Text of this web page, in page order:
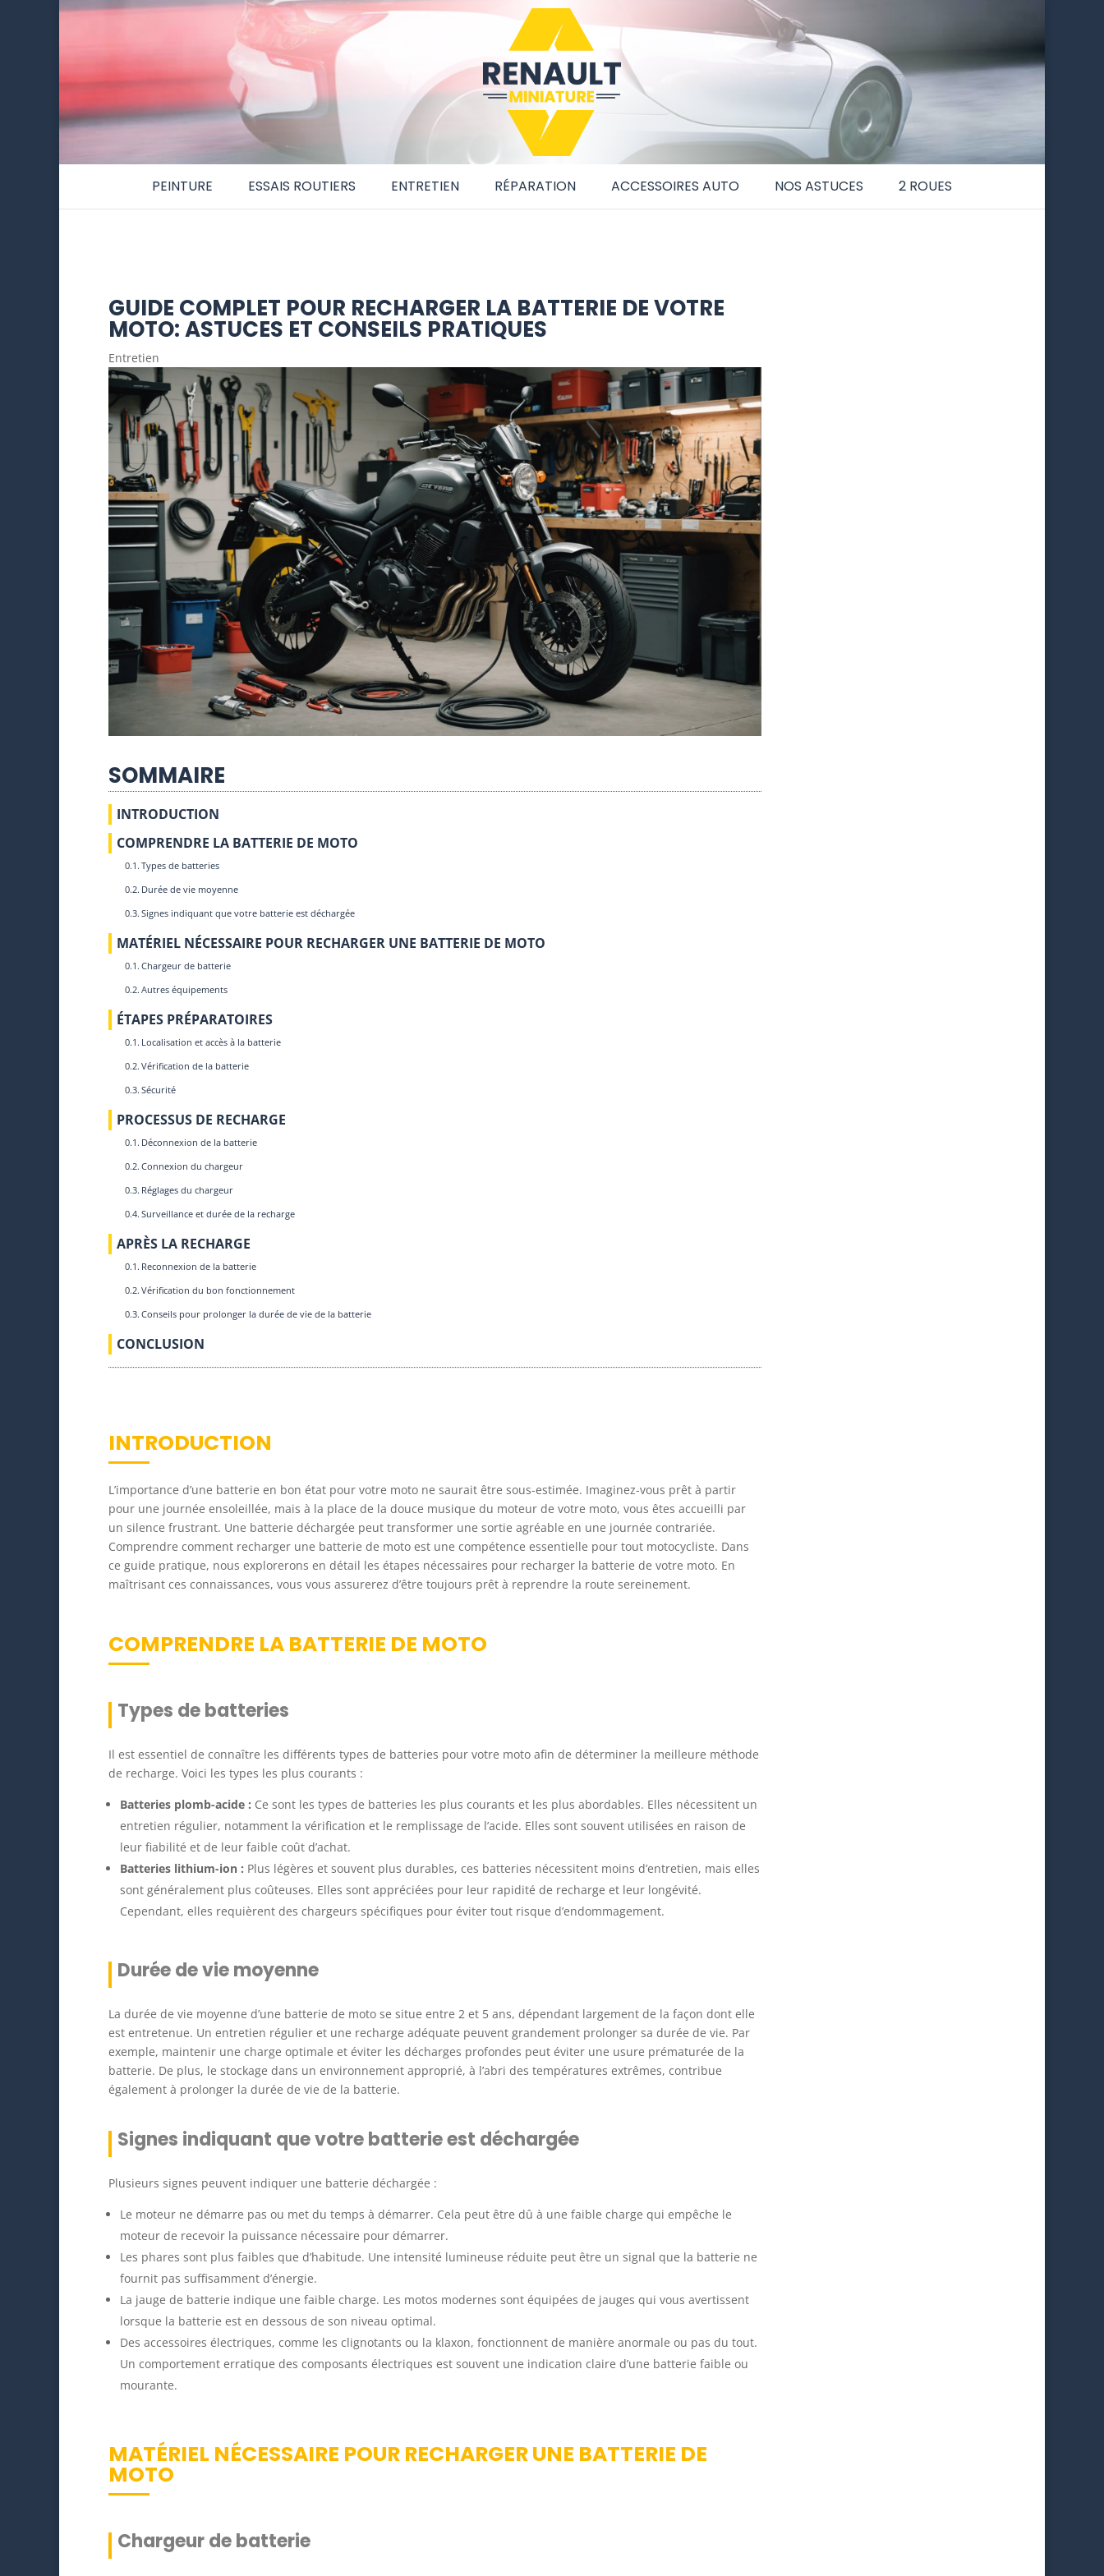
PEINTURE ESSAIS ROUTIERS ENTRETIEN RÉPARATION ACCESSOIRES AUTO NOS ASTUCES 2 ROUES
GUIDE COMPLET POUR RECHARGER LA BATTERIE DE VOTRE
MOTO: ASTUCES ET CONSEILS PRATIQUES
Entretien
SOMMAIRE
INTRODUCTION
COMPRENDRE LA BATTERIE DE MOTO
Types de batteries
Durée de vie moyenne
Signes indiquant que votre batterie est déchargée
MATÉRIEL NÉCESSAIRE POUR RECHARGER UNE BATTERIE DE MOTO
Chargeur de batterie
Autres équipements
ÉTAPES PRÉPARATOIRES
Localisation et accès à la batterie
Vérification de la batterie
Sécurité
PROCESSUS DE RECHARGE
Déconnexion de la batterie
Connexion du chargeur
Réglages du chargeur
Surveillance et durée de la recharge
APRÈS LA RECHARGE
Reconnexion de la batterie
Vérification du bon fonctionnement
Conseils pour prolonger la durée de vie de la batterie
CONCLUSION
INTRODUCTION
L’importance d’une batterie en bon état pour votre moto ne saurait être sous-estimée. Imaginez-vous prêt à partir
pour une journée ensoleillée, mais à la place de la douce musique du moteur de votre moto, vous êtes accueilli par
un silence frustrant. Une batterie déchargée peut transformer une sortie agréable en une journée contrariée.
Comprendre comment recharger une batterie de moto est une compétence essentielle pour tout motocycliste. Dans
ce guide pratique, nous explorerons en détail les étapes nécessaires pour recharger la batterie de votre moto. En
maîtrisant ces connaissances, vous vous assurerez d’être toujours prêt à reprendre la route sereinement.
COMPRENDRE LA BATTERIE DE MOTO
Types de batteries
Il est essentiel de connaître les différents types de batteries pour votre moto afin de déterminer la meilleure méthode
de recharge. Voici les types les plus courants :
Batteries plomb-acide : Ce sont les types de batteries les plus courants et les plus abordables. Elles nécessitent un
entretien régulier, notamment la vérification et le remplissage de l’acide. Elles sont souvent utilisées en raison de
leur fiabilité et de leur faible coût d’achat.
Batteries lithium-ion : Plus légères et souvent plus durables, ces batteries nécessitent moins d’entretien, mais elles
sont généralement plus coûteuses. Elles sont appréciées pour leur rapidité de recharge et leur longévité.
Cependant, elles requièrent des chargeurs spécifiques pour éviter tout risque d’endommagement.
Durée de vie moyenne
La durée de vie moyenne d’une batterie de moto se situe entre 2 et 5 ans, dépendant largement de la façon dont elle
est entretenue. Un entretien régulier et une recharge adéquate peuvent grandement prolonger sa durée de vie. Par
exemple, maintenir une charge optimale et éviter les décharges profondes peut éviter une usure prématurée de la
batterie. De plus, le stockage dans un environnement approprié, à l’abri des températures extrêmes, contribue
également à prolonger la durée de vie de la batterie.
Signes indiquant que votre batterie est déchargée
Plusieurs signes peuvent indiquer une batterie déchargée :
Le moteur ne démarre pas ou met du temps à démarrer. Cela peut être dû à une faible charge qui empêche le
moteur de recevoir la puissance nécessaire pour démarrer.
Les phares sont plus faibles que d’habitude. Une intensité lumineuse réduite peut être un signal que la batterie ne
fournit pas suffisamment d’énergie.
La jauge de batterie indique une faible charge. Les motos modernes sont équipées de jauges qui vous avertissent
lorsque la batterie est en dessous de son niveau optimal.
Des accessoires électriques, comme les clignotants ou la klaxon, fonctionnent de manière anormale ou pas du tout.
Un comportement erratique des composants électriques est souvent une indication claire d’une batterie faible ou
mourante.
MATÉRIEL NÉCESSAIRE POUR RECHARGER UNE BATTERIE DE
MOTO
Chargeur de batterie